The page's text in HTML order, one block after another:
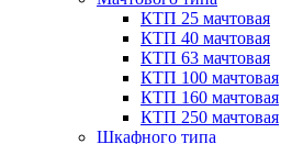
КТП 25 мачтовая
КТП 40 мачтовая
КТП 63 мачтовая
КТП 100 мачтовая
КТП 160 мачтовая
КТП 250 мачтовая
Шкафного типа